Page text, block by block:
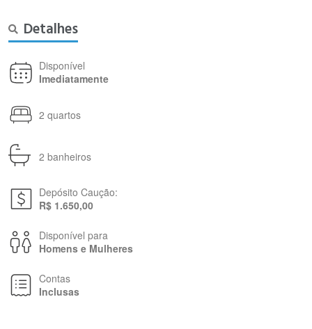
Detalhes
Disponível
Imediatamente
2 quartos
2 banheiros
Depósito Caução:
R$ 1.650,00
Disponível para
Homens e Mulheres
Contas
Inclusas